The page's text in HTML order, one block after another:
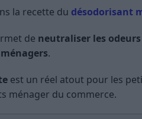
la recette du désodorisant
de neutraliser les odeurs
.
est un réel atout pour les
ménager du commerce.